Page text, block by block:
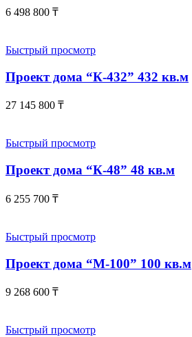
6 498 800 ₸
Быстрый просмотр
Проект дома “К-432” 432 кв.м
27 145 800 ₸
Быстрый просмотр
Проект дома “К-48” 48 кв.м
6 255 700 ₸
Быстрый просмотр
Проект дома “М-100” 100 кв.м
9 268 600 ₸
Быстрый просмотр